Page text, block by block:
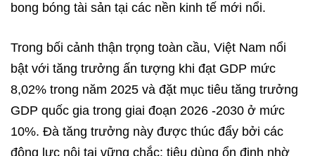
bong bóng tài sản tại các nền kinh tế mới nổi.
Trong bối cảnh thận trọng toàn cầu, Việt Nam nổi
bật với tăng trưởng ấn tượng khi đạt GDP mức
8,02% trong năm 2025 và đặt mục tiêu tăng trưởng
GDP quốc gia trong giai đoạn 2026 -2030 ở mức
10%. Đà tăng trưởng này được thúc đẩy bởi các
động lực nội tại vững chắc: tiêu dùng ổn định nhờ